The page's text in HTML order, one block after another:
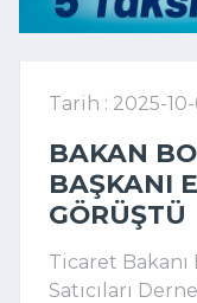
Tarih : 2025-
BAKAN
BAŞKANI
GÖRÜŞTÜ
Ticaret
Satıcıları